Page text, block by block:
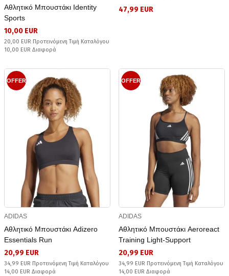
Αθλητικό Μπουστάκι Identity
Sports
10,00 EUR
20,00 EUR Προτεινόμενη Τιμή Καταλόγου
10,00 EUR Διαφορά
47,99 EUR
OFFER
ADIDAS
Αθλητικό Μπουστάκι Adizero
Essentials Run
20,99 EUR
34,99 EUR Προτεινόμενη Τιμή Καταλόγου
14,00 EUR Διαφορά
OFFER
ADIDAS
Αθλητικό Μπουστάκι Aeroreact
Training Light-Support
20,99 EUR
34,99 EUR Προτεινόμενη Τιμή Καταλόγου
14,00 EUR Διαφορά